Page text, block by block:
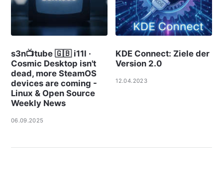
s3n📺tube 🇬🇧 i11l ·
Cosmic Desktop isn't
dead, more SteamOS
devices are coming -
Linux & Open Source
Weekly News
06.09.2025
KDE Connect: Ziele der
Version 2.0
12.04.2023